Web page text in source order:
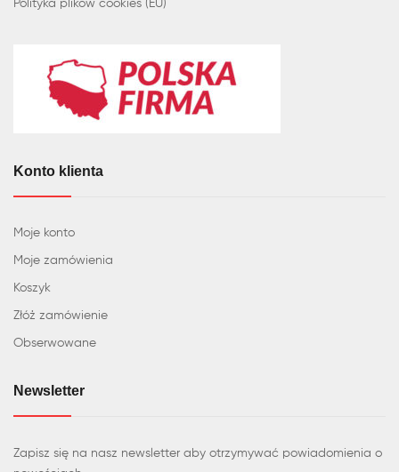
Polityka plików cookies (EU)
Konto klienta
Moje konto
Moje zamówienia
Koszyk
Złóż zamówienie
Obserwowane
Newsletter
Zapisz się na nasz newsletter aby otrzymywać powiadomienia o